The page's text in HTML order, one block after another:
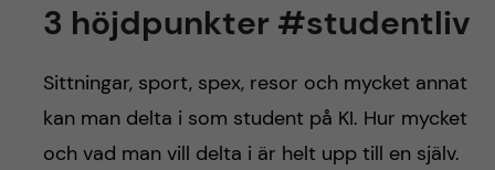
3 höjdpunkter #studentliv
Sittningar, sport, spex, resor och mycket annat
kan man delta i som student på KI. Hur mycket
och vad man vill delta i är helt upp till en själv.